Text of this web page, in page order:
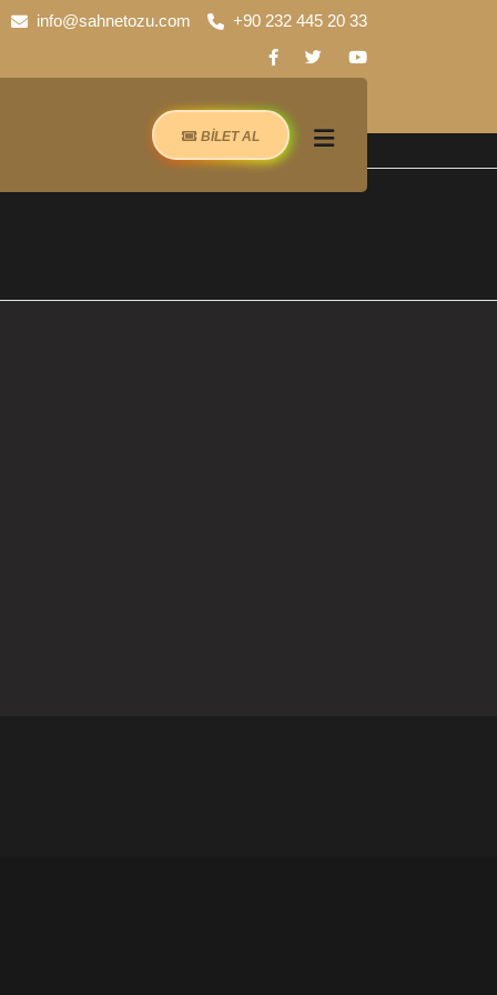
info@sahnetozu.com +90 232 445 20 33
BİLET AL